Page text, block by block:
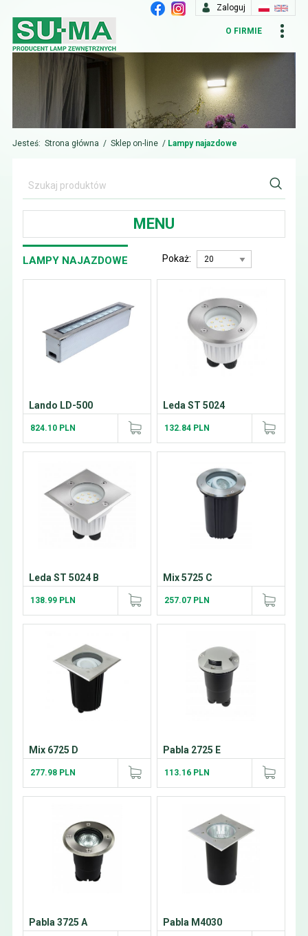
Zaloguj
O FIRMIE
Jesteś: Strona główna / Sklep on-line / Lampy najazdowe
MENU
LAMPY NAJAZDOWE Pokaż:
Lando LD-500
824.10 PLN
Leda ST 5024
132.84 PLN
Leda ST 5024 B
138.99 PLN
Mix 5725 C
257.07 PLN
Mix 6725 D
277.98 PLN
Pabla 2725 E
113.16 PLN
Pabla 3725 A Pabla M4030